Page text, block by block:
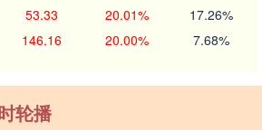
53.33 20.01% 17.26%
146.16 20.00% 7.68%
轮播